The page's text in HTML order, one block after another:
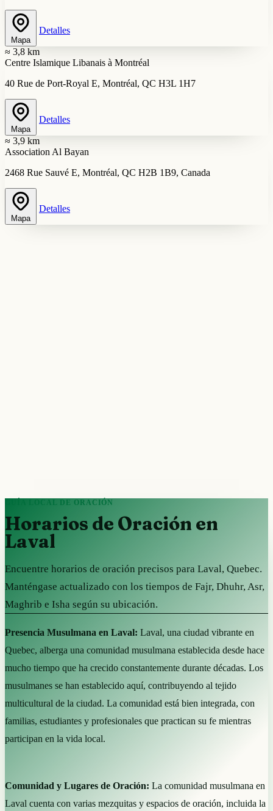
Mapa
Detalles
≈ 3,8 km
Centre Islamique Libanais à Montréal
40 Rue de Port-Royal E, Montréal, QC H3L 1H7
Mapa
Detalles
≈ 3,9 km
Association Al Bayan
2468 Rue Sauvé E, Montréal, QC H2B 1B9, Canada
Mapa
Detalles
GUÍA LOCAL DE ORACIÓN
Horarios de Oración en
Laval
Encuentre horarios de oración precisos para Laval, Quebec.
Manténgase actualizado con los tiempos de Fajr, Dhuhr, Asr,
Maghrib e Isha según su ubicación.
Presencia Musulmana en Laval: Laval, una ciudad vibrante en
Quebec, alberga una comunidad musulmana establecida desde hace
mucho tiempo que ha crecido constantemente durante décadas. Los
musulmanes se han establecido aquí, contribuyendo al tejido
multicultural de la ciudad. La comunidad está bien integrada, con
familias, estudiantes y profesionales que practican su fe mientras
participan en la vida local.
Comunidad y Lugares de Oración: La comunidad musulmana en
Laval cuenta con varias mezquitas y espacios de oración, incluida la